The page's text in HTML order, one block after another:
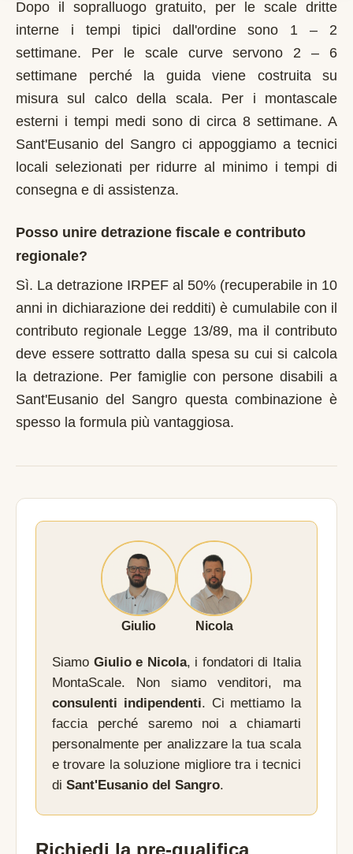
Dopo il sopralluogo gratuito, per le scale dritte
interne i tempi tipici dall'ordine sono 1 – 2
settimane. Per le scale curve servono 2 – 6
settimane perché la guida viene costruita su
misura sul calco della scala. Per i montascale
esterni i tempi medi sono di circa 8 settimane. A
Sant'Eusanio del Sangro ci appoggiamo a tecnici
locali selezionati per ridurre al minimo i tempi di
consegna e di assistenza.
Posso unire detrazione fiscale e contributo
regionale?
Sì. La detrazione IRPEF al 50% (recuperabile in 10
anni in dichiarazione dei redditi) è cumulabile con il
contributo regionale Legge 13/89, ma il contributo
deve essere sottratto dalla spesa su cui si calcola
la detrazione. Per famiglie con persone disabili a
Sant'Eusanio del Sangro questa combinazione è
spesso la formula più vantaggiosa.
Giulio Nicola
Siamo Giulio e Nicola, i fondatori di Italia
MontaScale. Non siamo venditori, ma
consulenti indipendenti. Ci mettiamo la
faccia perché saremo noi a chiamarti
personalmente per analizzare la tua scala
e trovare la soluzione migliore tra i tecnici
di Sant'Eusanio del Sangro.
Richiedi la pre-qualifica